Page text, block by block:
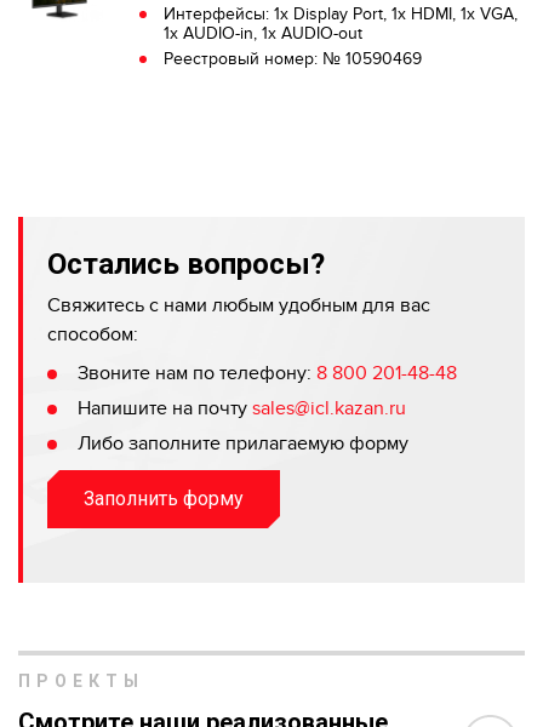
Интерфейсы: 1x Display Port, 1x HDMI, 1x VGA,
1x AUDIO-in, 1x AUDIO-out
Реестровый номер: № 10590469
Остались вопросы?
Свяжитесь с нами любым удобным для вас
способом:
Звоните нам по телефону: 8 800 201-48-48
Напишите на почту sales@icl.kazan.ru
Либо заполните прилагаемую форму
Заполнить форму
ПРОЕКТЫ